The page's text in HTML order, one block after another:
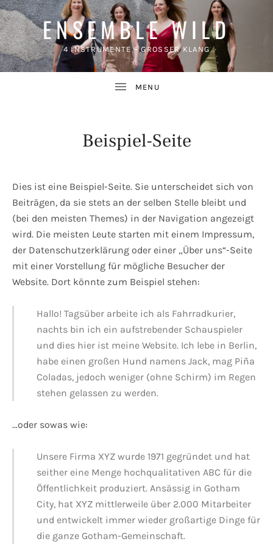
ENSEMBLE WILD
4 INSTRUMENTE – GROSSER KLANG
Beispiel-Seite
Dies ist eine Beispiel-Seite. Sie unterscheidet sich von
Beiträgen, da sie stets an der selben Stelle bleibt und
(bei den meisten Themes) in der Navigation angezeigt
wird. Die meisten Leute starten mit einem Impressum,
der Datenschutzerklärung oder einer „Über uns“-Seite
mit einer Vorstellung für mögliche Besucher der
Website. Dort könnte zum Beispiel stehen:
Hallo! Tagsüber arbeite ich als Fahrradkurier,
nachts bin ich ein aufstrebender Schauspieler
und dies hier ist meine Website. Ich lebe in Berlin,
habe einen großen Hund namens Jack, mag Piña
Coladas, jedoch weniger (ohne Schirm) im Regen
stehen gelassen zu werden.
…oder sowas wie:
Unsere Firma XYZ wurde 1971 gegründet und hat
seither eine Menge hochqualitativen ABC für die
Öffentlichkeit produziert. Ansässig in Gotham
City, hat XYZ mittlerweile über 2.000 Mitarbeiter
und entwickelt immer wieder großartige Dinge für
die ganze Gotham-Gemeinschaft.